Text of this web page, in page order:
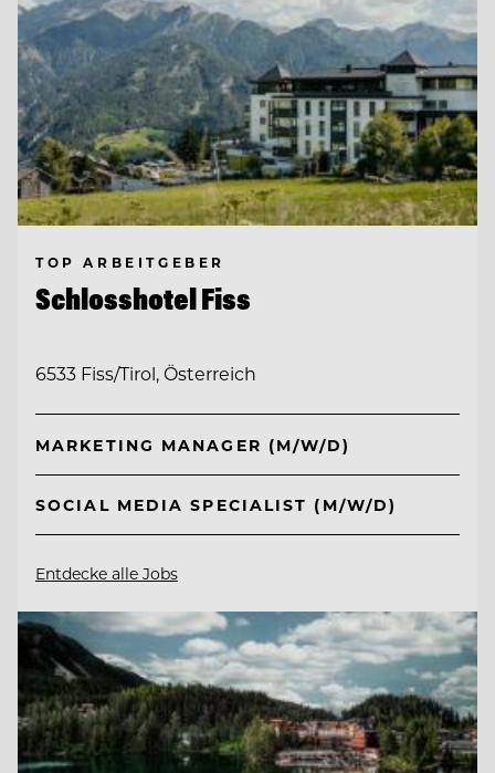
TOP ARBEITGEBER
Schlosshotel Fiss
6533 Fiss/Tirol, Österreich
MARKETING MANAGER (M/W/D)
SOCIAL MEDIA SPECIALIST (M/W/D)
Entdecke alle Jobs